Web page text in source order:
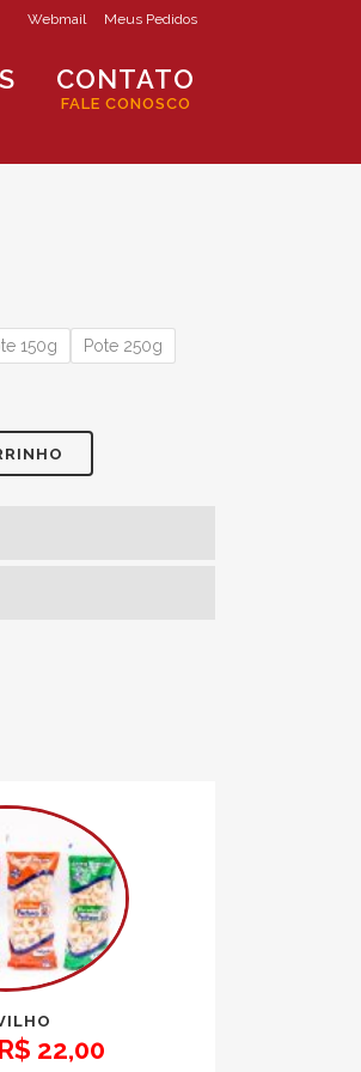
Webmail Meus Pedidos
CONTATO
FALE CONOSCO
150g Pote 250g
R$ 22,00